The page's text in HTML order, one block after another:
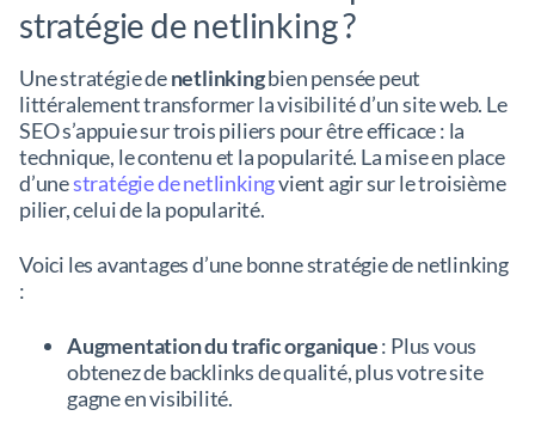
stratégie de netlinking ?
Une stratégie denetlinkingbien pensée peut
littéralement transformer la visibilité d’un site web. Le
SEO s’appuie sur trois piliers pour être efficace : la
technique, le contenu et la popularité. La mise en place
d’unestratégie de netlinkingvient agir sur le troisième
pilier, celui de la popularité.
Voici les avantages d’une bonne stratégie de netlinking
:
Augmentation du trafic organique: Plus vous
obtenez de backlinks de qualité, plus votre site
gagne en visibilité.